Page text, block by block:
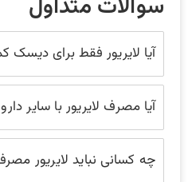
سوالات متداول
آیا لایریور فقط برای دیسک
آیا مصرف لایریور با سایر
چه کسانی نباید لایریور